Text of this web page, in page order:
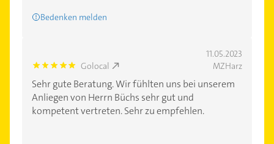
Bedenken melden
11.05.2023
5.0 Golocal MZHarz
Sehr gute Beratung. Wir fühlten uns bei unserem
Anliegen von Herrn Büchs sehr gut und
kompetent vertreten. Sehr zu empfehlen.